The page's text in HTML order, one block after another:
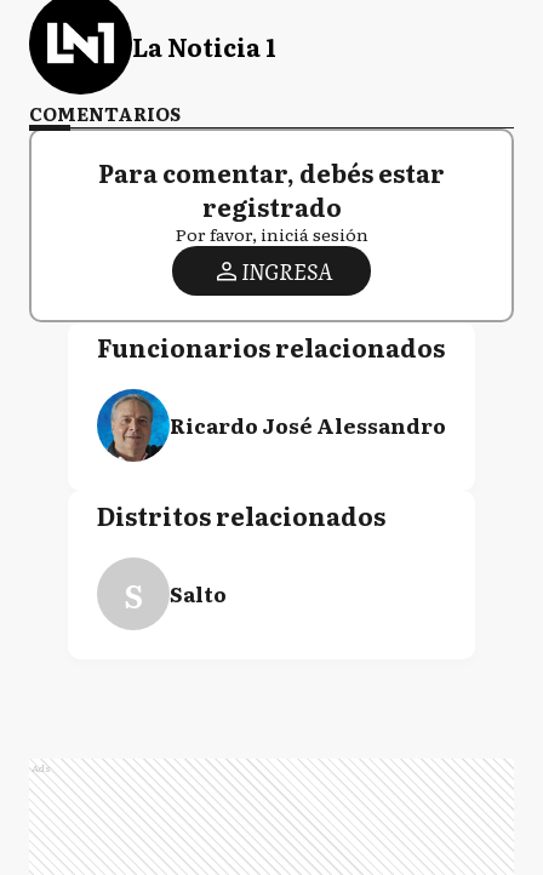
La Noticia 1
COMENTARIOS
Para comentar, debés estar
registrado
Por favor, iniciá sesión
INGRESA
Funcionarios relacionados
Ricardo José Alessandro
Distritos relacionados
S Salto
Ads